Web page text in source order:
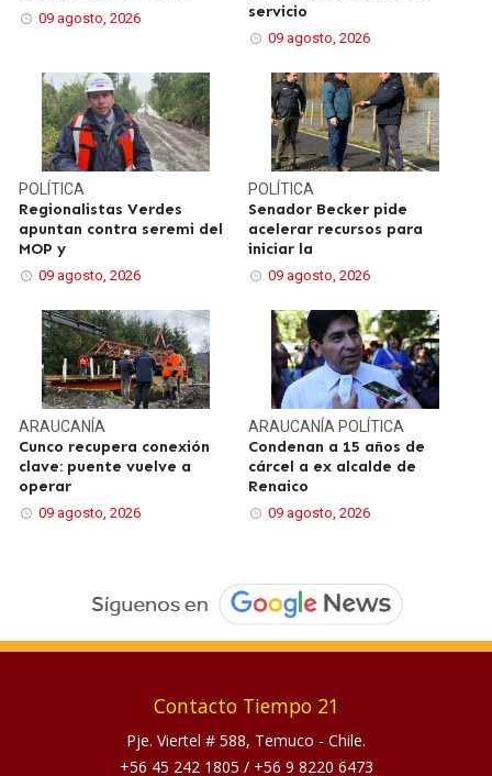
09 agosto, 2026
servicio
09 agosto, 2026
POLÍTICA
Regionalistas Verdes
apuntan contra seremi del
MOP y
09 agosto, 2026
POLÍTICA
Senador Becker pide
acelerar recursos para
iniciar la
09 agosto, 2026
ARAUCANÍA
Cunco recupera conexión
clave: puente vuelve a
operar
09 agosto, 2026
ARAUCANÍA POLÍTICA
Condenan a 15 años de
cárcel a ex alcalde de
Renaico
09 agosto, 2026
Contacto Tiempo 21
Pje. Viertel # 588, Temuco - Chile.
+56 45 242 1805 / +56 9 8220 6473